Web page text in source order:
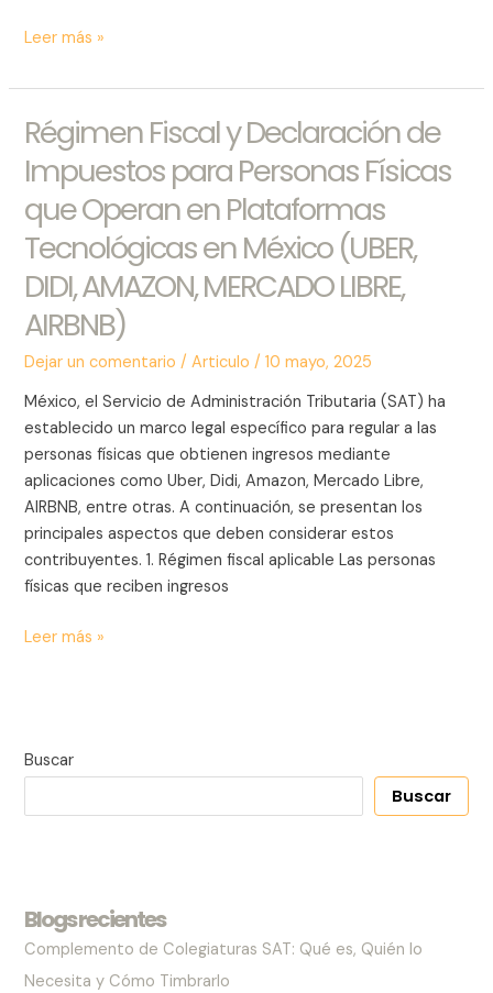
Leer más »
Régimen Fiscal y Declaración de
Impuestos para Personas Físicas
que Operan en Plataformas
Tecnológicas en México (UBER,
DIDI, AMAZON, MERCADO LIBRE,
AIRBNB)
Dejar un comentario /Articulo /10 mayo, 2025
México, el Servicio de Administración Tributaria (SAT) ha
establecido un marco legal específico para regular a las
personas físicas que obtienen ingresos mediante
aplicaciones como Uber, Didi, Amazon, Mercado Libre,
AIRBNB, entre otras. A continuación, se presentan los
principales aspectos que deben considerar estos
contribuyentes. 1. Régimen fiscal aplicable Las personas
físicas que reciben ingresos
Régimen
Fiscal
y
Declaración
de
Impuestos
para
Personas
Físicas
que
Operan
Plataformas
Tecnológicas
en
(UBER,
DIDI,
AMAZON,
MERCADO
Leer más »
Buscar
Buscar
Blogs recientes
Complemento de Colegiaturas SAT: Qué es, Quién lo
Necesita y Cómo Timbrarlo